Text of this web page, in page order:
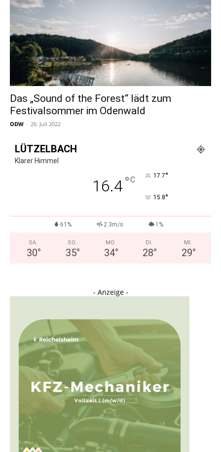
Das „Sound of the Forest“ lädt zum
Festivalsommer im Odenwald
ODW - 26. Juli 2022
LÜTZELBACH
Klarer Himmel
16.4°C 17.7°
15.8°
61% 2.3m/s 1%
SA.
30°
SO.
35°
MO.
34°
DI.
28°
MI.
29°
- Anzeige -